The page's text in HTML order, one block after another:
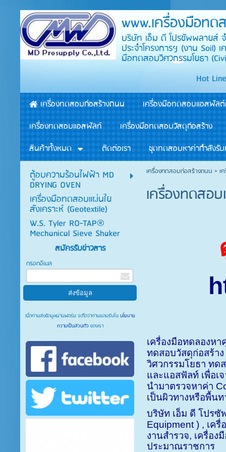
www.เครื่องมือทด
บริษัท เอ็ม ดี โปรซัพพลายส์
ประจำโครงการฯ (งาน
มือทดสอบวิศวกรรมโย
Hot Line : คุณเหมีย
เครื่องทดสอบก่อสร้างถนน
เครื่องมือทดสอบแอสฟัล
เครื่องทดสอบแอสฟัลท์
เครื่องมือทดสอบวัสดุก่อสร้าง
สินค้าทั้งหมด
ติดต่อเรา ชุดทดสอบหาค่ากำลังรับ
ตู้อบความร้อนไฟฟ้า MD
DRYING OVEN
เครื่องมือทดสอบแผ่นใย
สังเคราะห์ (Geotextile)
W.S. Tyler RO-TAP®
Mechanical Sieve Shaker
สมัครรับข่าวสาร
กรอกอีเมล
เมื่อท่านส่งข้อมูลผ่านฟอร์ม จะถือว่าท่านยอมรับในนโยบาย
ความเป็นส่วนตัวของเรา
เครื่องทดสอบก่อสร้างถนน > เ
เครื่องทดสอ
เครื่องมือทดลองห
ทดสอบวัสดุก่อสร้า
วิศวกรรมโยธา ทด
และแอสฟัลท์ เพื่อเ
นำมาตรวจหาค่า
เป็นผิวทางหรือพื้น
บริษัท เอ็ม ดี โปรซั
Equipment ) , เครื่
งานสำรวจ, เครื่อง
ประมาณราชการ